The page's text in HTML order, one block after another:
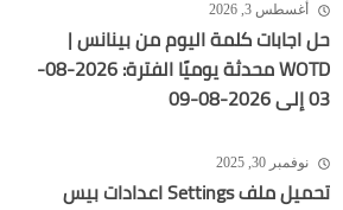
أغسطس 3, 2026
حل اجابات كلمة اليوم من بينانس |
WOTD محدثة يوميًا الفترة: 2026-08-
نوفمبر 30, 2025
تحميل ملف Settings اعدادات بيس